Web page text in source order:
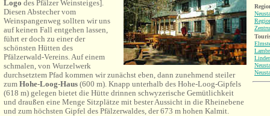
Logo des Pfälzer Weinsteiges].
Diesen Abstecher vom
Weinspangenweg sollten wir uns
auf keinen Fall entgehen lassen,
führt er doch zu einer der
schönsten Hütten des
Pfälzerwald-Vereins. Auf einem
schmalen, von Wurzelwerk
durchsetztem Pfad kommen wir zunächst eben, dann zunehmend steiler
zum Hohe-Loog-Haus (600 m). Knapp unterhalb des Hohe-Loog-Gipfels
(618 m) gelegen bietet die Hütte drinnen schwyzerische Gemütlichkeit
und draußen eine Menge Sitzplätze mit bester Aussicht in die Rheinebene
und zum höchsten Gipfel des Pfälzerwaldes, der 673 m hohen Kalmit.